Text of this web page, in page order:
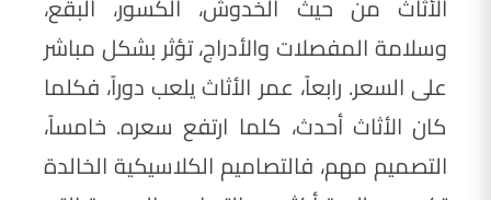
الأثاث من حيث الخدوش، الكسور، البقع،
وسلامة المفصلات والأدراج، تؤثر بشكل مباشر
على السعر. رابعاً، عمر الأثاث يلعب دوراً، فكلما
كان الأثاث أحدث، كلما ارتفع سعره. خامساً،
التصميم مهم، فالتصاميم الكلاسيكية الخالدة